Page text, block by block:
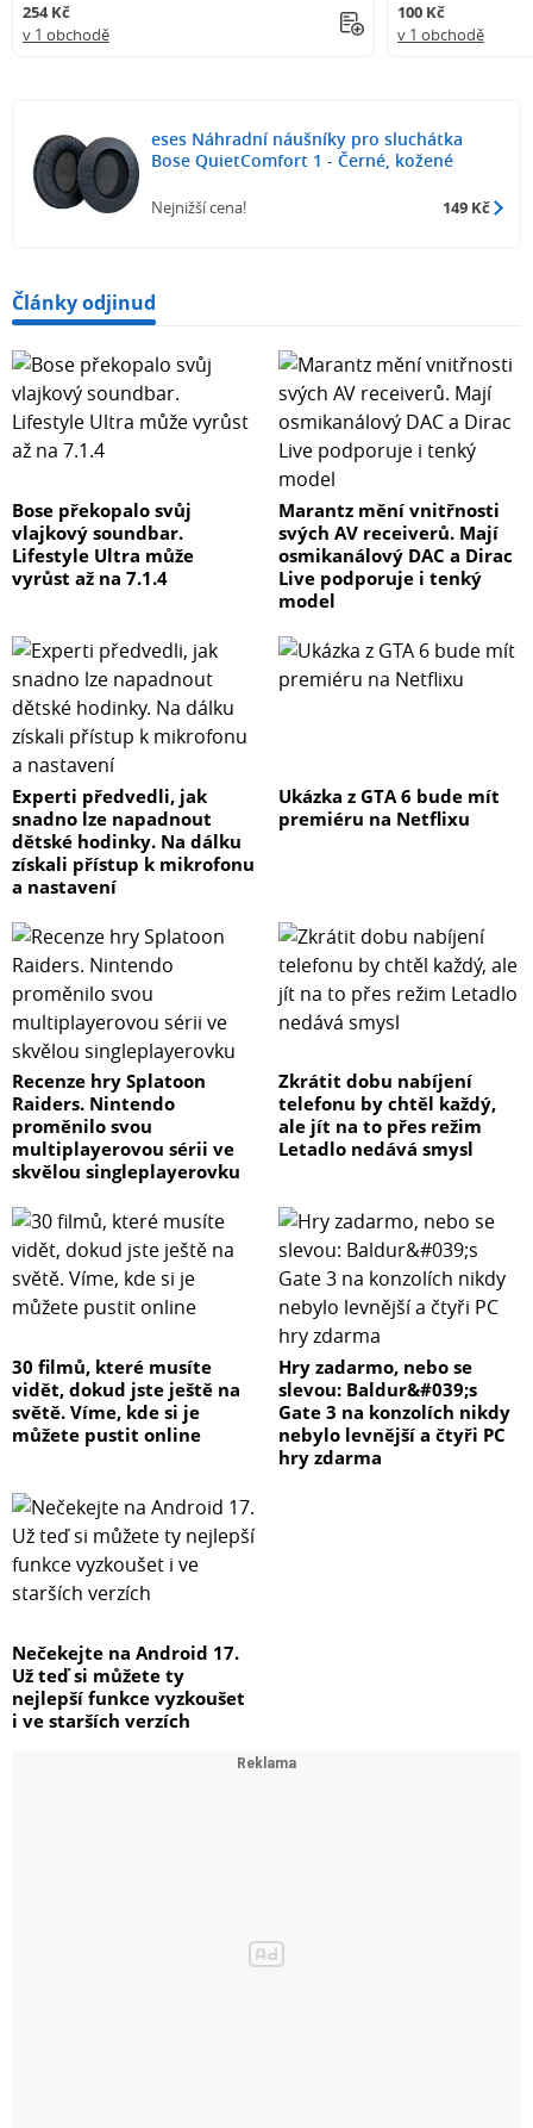
254 Kč
v 1 obchodě
100 Kč
v 1 obchodě
eses Náhradní náušníky pro sluchátka
Bose QuietComfort 1 - Černé, kožené
Nejnižší cena! 149 Kč
Články odjinud
Bose překopalo svůj
vlajkový soundbar.
Lifestyle Ultra může
vyrůst až na 7.1.4
Marantz mění vnitřnosti
svých AV receiverů. Mají
osmikanálový DAC a Dirac
Live podporuje i tenký
model
Experti předvedli, jak
snadno lze napadnout
dětské hodinky. Na dálku
získali přístup k mikrofonu
a nastavení
Ukázka z GTA 6 bude mít
premiéru na Netflixu
Recenze hry Splatoon
Raiders. Nintendo
proměnilo svou
multiplayerovou sérii ve
skvělou singleplayerovku
Zkrátit dobu nabíjení
telefonu by chtěl každý,
ale jít na to přes režim
Letadlo nedává smysl
30 filmů, které musíte
vidět, dokud jste ještě na
světě. Víme, kde si je
můžete pustit online
Hry zadarmo, nebo se
slevou: Baldur&#039;s
Gate 3 na konzolích nikdy
nebylo levnější a čtyři PC
hry zdarma
Nečekejte na Android 17.
Už teď si můžete ty
nejlepší funkce vyzkoušet
i ve starších verzích